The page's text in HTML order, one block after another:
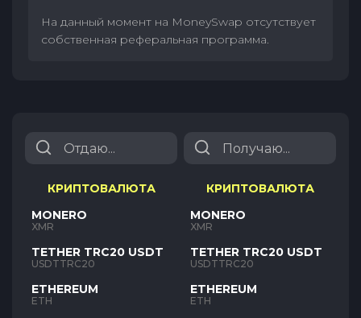
На данный момент на MoneySwap отсутствует
собственная реферальная программа.
КРИПТОВАЛЮТА
MONERO
XMR
TETHER TRC20 USDT
USDTTRC20
ETHEREUM
ETH
КРИПТОВАЛЮТА
MONERO
XMR
TETHER TRC20 USDT
USDTTRC20
ETHEREUM
ETH